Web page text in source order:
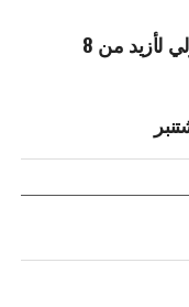
ميناء آسفي.. إجهاض عملية للتهريب الدولي لأزيد من 8